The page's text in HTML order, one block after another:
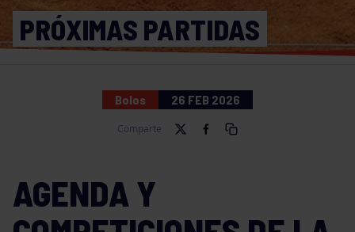
PRÓXIMAS PARTIDAS
Bolos 26 FEB 2026
Comparte
AGENDA Y